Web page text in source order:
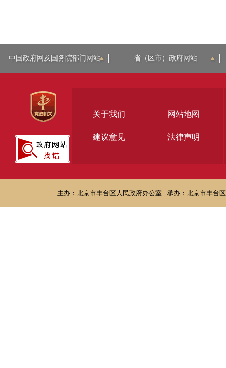
中国政府网及国务院部门网站 省（区市）政府网站
关于我们 网站地图
建议意见 法律声明
主办：北京市丰台区人民政府办公室 承办：北京市丰台